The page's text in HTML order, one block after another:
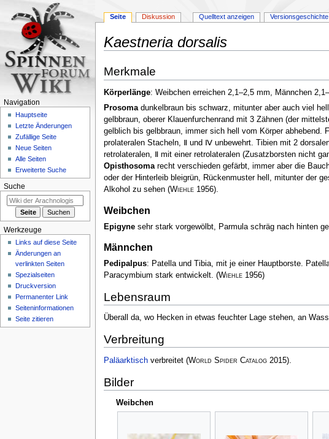
Kaestneria dorsalis
Navigation
springen
Suche
springen
Merkmale
Körperlänge: Weibchen erreichen 2,1–2,5 mm, Männchen
Prosomadunkelbraun bis schwarz, mitunter aber auch viel
gelbbraun, oberer Klauenfurchenrand mit 3 Zähnen (der
gelblich bis gelbbraun, immer sich hell vom Körper
prolateralen Stacheln, Ⅱ und Ⅳ unbewehrt. Tibien mit 2
retrolateralen, Ⅱ mit einer retrolateralen (Zusatzborsten nicht
Opisthosomarecht verschieden gefärbt, immer aber die
oder der Hinterleib bleigrün, Rückenmuster hell, mit­unter der
Alkohol zu sehen (Wiehle1956).
Weibchen
Epigynesehr stark vorgewölbt, Parmula schräg nach hinten
Männchen
Pedipalpus: Patella und Tibia, mit je einer Hauptborste.
Paracymbium stark entwickelt. (Wiehle1956)
Lebensraum
Überall da, wo Hecken in etwas feuchter Lage stehen, an
Verbreitung
Paläarktischverbreitet (World Spider Catalog2015).
Bilder
Weibchen
Seite Diskussion Quelltext anzeigen Versionsgeschichte
Navigation
Hauptseite
Letzte Änderungen
Zufällige Seite
Neue Seiten
Alle Seiten
Erweiterte Suche
Suche
Werkzeuge
Links auf diese Seite
Änderungen an
verlinkten Seiten
Spezialseiten
Druckversion
Permanenter Link
Seiten­­informationen
Seite zitieren